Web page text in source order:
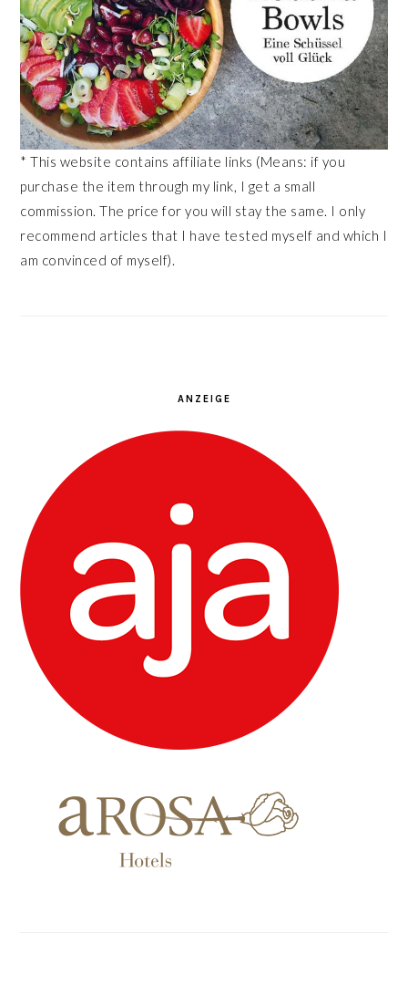
* This website contains affiliate links (Means: if you
purchase the item through my link, I get a small
commission. The price for you will stay the same. I only
recommend articles that I have tested myself and which I
am convinced of myself).
ANZEIGE